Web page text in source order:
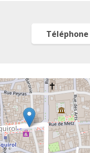
Téléphone